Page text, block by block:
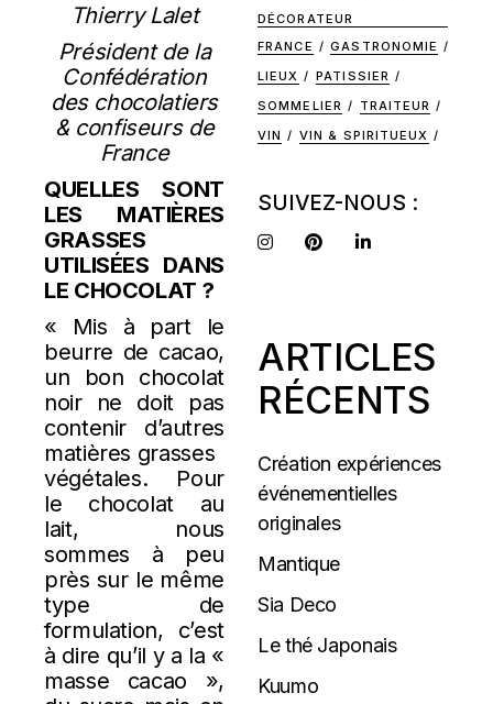
Thierry Lalet
Président de la
Confédération
des chocolatiers
& confiseurs de
France
QUELLES SONT
LES MATIÈRES
GRASSES
UTILISÉES DANS
LE CHOCOLAT ?
« Mis à part le
beurre de cacao,
un bon chocolat
noir ne doit pas
contenir d’autres
matières grasses
végétales. Pour
le chocolat au
lait, nous
sommes à peu
près sur le même
type de
formulation, c’est
à dire qu’il y a la «
masse cacao »,
DÉCORATEUR
FRANCE
GASTRONOMIE
LIEUX
PATISSIER
SOMMELIER
TRAITEUR
VIN
VIN & SPIRITUEUX
SUIVEZ-NOUS :
ARTICLES
RÉCENTS
Création expériences
événementielles
originales
Mantique
Sia Deco
Le thé Japonais
Kuumo